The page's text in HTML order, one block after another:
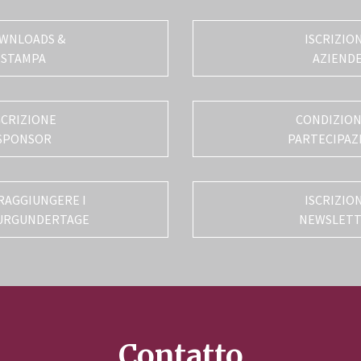
&
STAMPA
AZIENDE
I